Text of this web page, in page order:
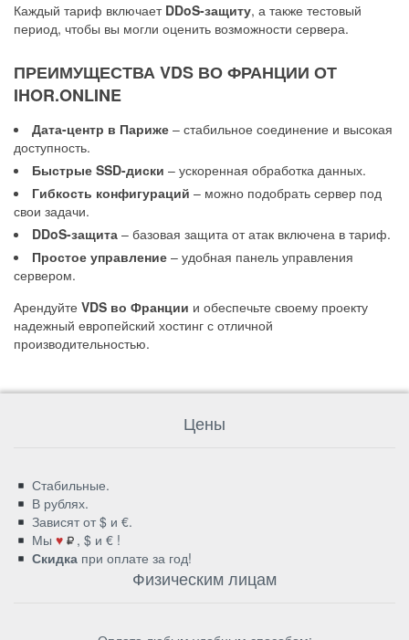
Каждый тариф включает DDoS-защиту, а также тестовый
период, чтобы вы могли оценить возможности сервера.
ПРЕИМУЩЕСТВА VDS ВО ФРАНЦИИ ОТ
IHOR.ONLINE
Дата-центр в Париже – стабильное соединение и высокая
доступность.
Быстрые SSD-диски – ускоренная обработка данных.
Гибкость конфигураций – можно подобрать сервер под
свои задачи.
DDoS-защита – базовая защита от атак включена в тариф.
Простое управление – удобная панель управления
сервером.
Арендуйте VDS во Франции и обеспечьте своему проекту
надежный европейский хостинг с отличной
производительностью.
Цены
Стабильные.
В рублях.
Зависят от $ и €.
Мы ♥
, $ и € !
Скидкапри оплате за год!
Физическим лицам